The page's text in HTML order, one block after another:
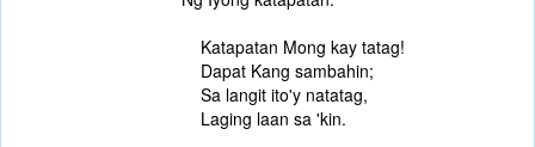
Katapatan Mong kay tatag!
Dapat Kang sambahin;
Sa langit ito'y natatag,
Laging laan sa 'kin.